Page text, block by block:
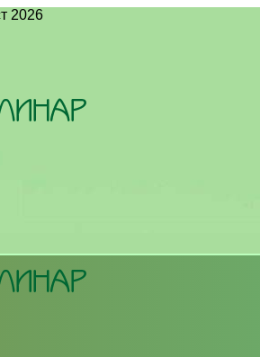
2026